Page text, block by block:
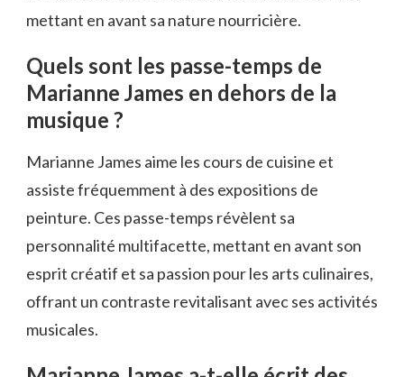
mettant en avant sa nature nourricière.
Quels sont les passe-temps de
Marianne James en dehors de la
musique ?
Marianne James aime les cours de cuisine et
assiste fréquemment à des expositions de
peinture. Ces passe-temps révèlent sa
personnalité multifacette, mettant en avant son
esprit créatif et sa passion pour les arts culinaires,
offrant un contraste revitalisant avec ses activités
musicales.